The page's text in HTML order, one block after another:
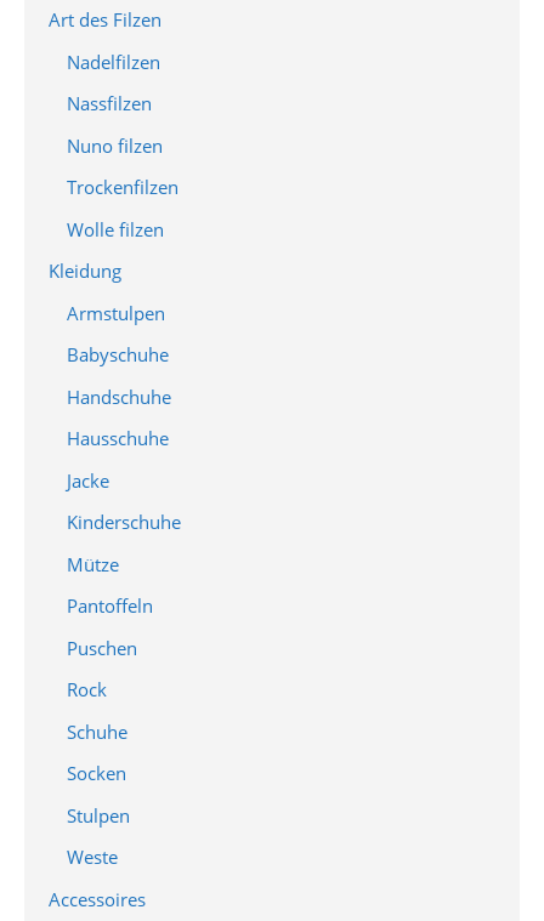
Art des Filzen
Nadelfilzen
Nassfilzen
Nuno filzen
Trockenfilzen
Wolle filzen
Kleidung
Armstulpen
Babyschuhe
Handschuhe
Hausschuhe
Jacke
Kinderschuhe
Mütze
Pantoffeln
Puschen
Rock
Schuhe
Socken
Stulpen
Weste
Accessoires